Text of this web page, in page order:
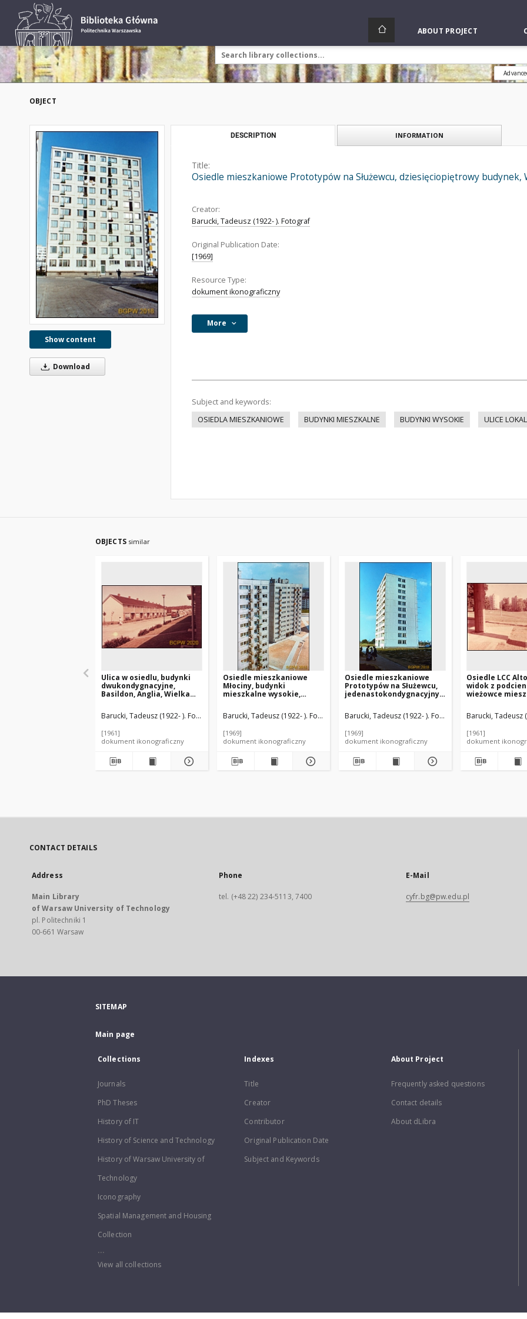
ABOUT PROJECT
OBJECT
Show content
Download
DESCRIPTION INFORMATION
Title:
Osiedle mieszkaniowe Prototypów na Służewcu, dziesięciopiętrowy budynek,
Creator:
Barucki, Tadeusz (1922- ). Fotograf
Original Publication Date:
[1969]
Resource Type:
dokument ikonograficzny
More
Subject and keywords:
OSIEDLA MIESZKANIOWE
BUDYNKI MIESZKALNE BUDYNKI WYSOKIE ULICE
OBJECTS similar
Ulica w osiedlu, budynki
dwukondygnacyjne,
Basildon, Anglia, Wielka
Barucki, Tadeusz (1922- ). Fotograf
[1961]
dokument ikonograficzny
Osiedle mieszkaniowe
Młociny, budynki
mieszkalne wysokie,
Barucki, Tadeusz (1922- ). Fotograf
[1969]
dokument ikonograficzny
Osiedle mieszkaniowe
Prototypów na Służewcu,
jedenastokondygnacyjny
Warszawa
Barucki, Tadeusz (1922- ). Fotograf
[1969]
dokument ikonograficzny
Osiedle LCC
widok z
wieżowce
Brytania
Barucki, Tadeusz
[1961]
dokument
CONTACT DETAILS
Address
Main Library
of Warsaw University of Technology
pl. Politechniki 1
00-661 Warsaw
Phone
tel. (+48 22) 234-5113, 7400
E-Mail
cyfr.bg@pw.edu.pl
SITEMAP
Main page
Collections
Journals
PhD Theses
History of IT
History of Science and Technology
History of Warsaw University of
Technology
Iconography
Spatial Management and Housing
Collection
...
View all collections
Indexes
Title
Creator
Contributor
Original Publication Date
Subject and Keywords
About Project
Frequently asked questions
Contact details
About dLibra